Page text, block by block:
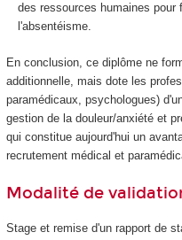
des ressources humaines pour
l'absentéisme.
En conclusion, ce diplôme ne
additionnelle, mais dote les
paramédicaux, psychologues)
gestion de la douleur/anxiété et
qui constitue aujourd'hui un
recrutement médical et
Modalité de
Stage et remise d'un rapport de